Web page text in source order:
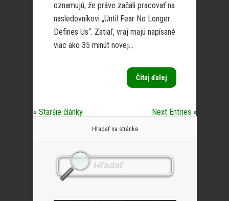
oznamujú, že práve začali pracovať na
nasledovníkovi „Until Fear No Longer
Defines Us“. Zatiaľ, vraj majú napísané
viac ako 35 minút novej...
Čítaj ďalej
« Staršie články Next Entries »
Hľadať na stránke